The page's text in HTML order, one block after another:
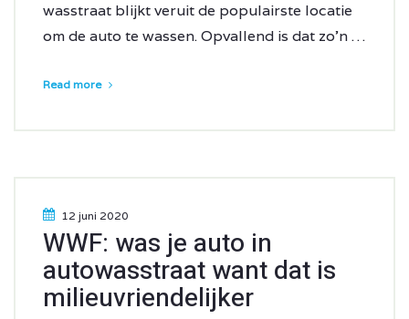
wasstraat blijkt veruit de populairste locatie
om de auto te wassen. Opvallend is dat zo’n …
Read more
12 juni 2020
WWF: was je auto in
autowasstraat want dat is
milieuvriendelijker